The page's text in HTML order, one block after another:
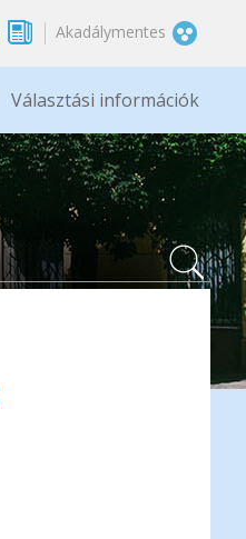
Akadálymentes
Választási információk